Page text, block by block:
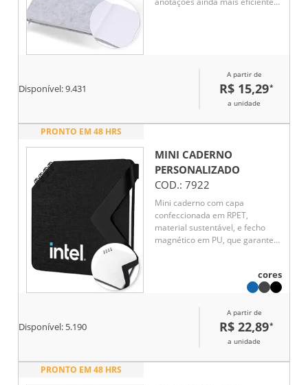
compromissos e inspirações.
Disponível:9.431
A partir de
R$ 15,29*
a unidade
PRONTO EM 48 HRS
MINI CADERNO
PERSONALIZADO
COD.: 7922
Mini caderno com capa
confeccionada em RPET,
material sustentável, e fecho
magnético em PU, que garante
pautadas em papel 100 g/m²,
ideal para anotações do dia a
moderno, funcional e ecológico,
perfeito para valorizar a marca
com responsabilidade ambiental.
cores
Disponível: 5.190
A partir de
R$ 22,89*
a unidade
PRONTO EM 48 HRS